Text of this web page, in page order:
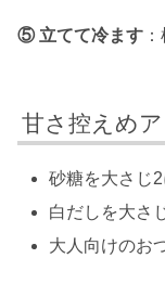
⑤ 立てて冷ます
甘さ控えめ
砂糖を大さじ
白だしを大さ
大人向けのお